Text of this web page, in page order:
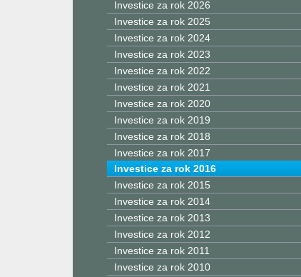
Investice za rok 2026
Investice za rok 2025
Investice za rok 2024
Investice za rok 2023
Investice za rok 2022
Investice za rok 2021
Investice za rok 2020
Investice za rok 2019
Investice za rok 2018
Investice za rok 2017
Investice za rok 2016
Investice za rok 2015
Investice za rok 2014
Investice za rok 2013
Investice za rok 2012
Investice za rok 2011
Investice za rok 2010